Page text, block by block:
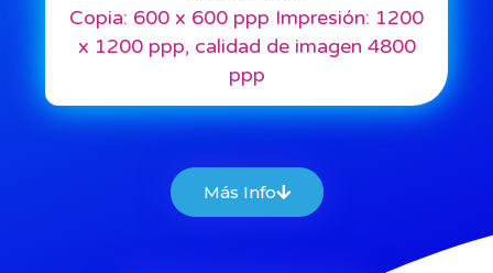
Copia: 600 x 600 ppp Impresión: 1200
x 1200 ppp, calidad de imagen 4800
ppp
Más Info